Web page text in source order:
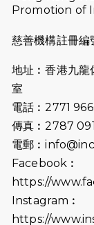
2025-06-15
2025-06-09
2025-06-06
Promotion of
慈善機構註冊編
地址︰香港九龍
室
電話︰2771
傳真︰2787
電郵︰
Facebook︰
https://
Instagram︰
https://